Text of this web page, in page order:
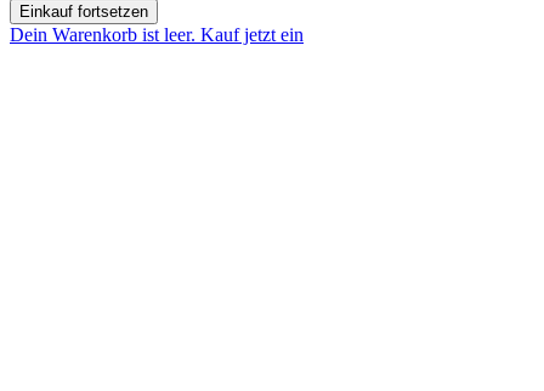
Einkauf fortsetzen
Dein Warenkorb ist leer. Kauf jetzt ein